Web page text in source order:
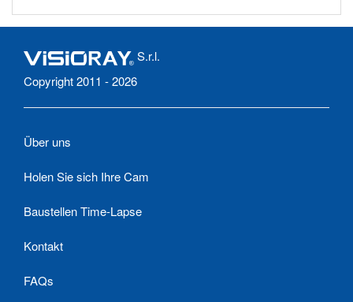
S.r.l.
Copyright 2011 - 2026
Über uns
Holen Sie sich Ihre Cam
Baustellen Time-Lapse
Kontakt
FAQs